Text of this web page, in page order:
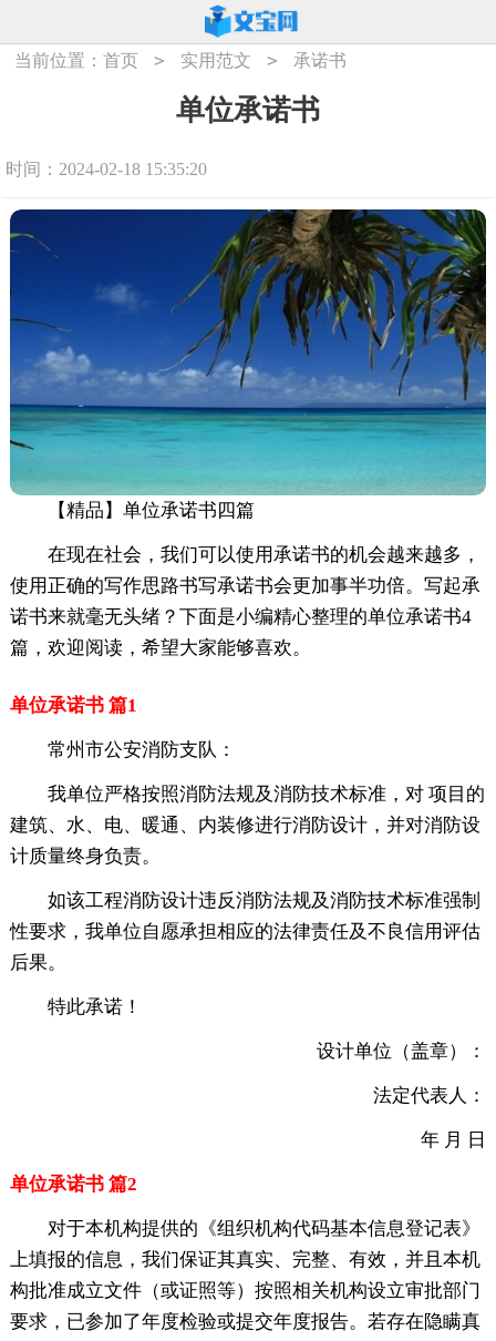
当前位置：首页 > 实用范文 > 承诺书
单位承诺书
时间：2024-02-18 15:35:20
【精品】单位承诺书四篇
在现在社会，我们可以使用承诺书的机会越来越多，
使用正确的写作思路书写承诺书会更加事半功倍。写起承
诺书来就毫无头绪？下面是小编精心整理的单位承诺书4
篇，欢迎阅读，希望大家能够喜欢。
单位承诺书 篇1
常州市公安消防支队：
我单位严格按照消防法规及消防技术标准，对 项目的
建筑、水、电、暖通、内装修进行消防设计，并对消防设
计质量终身负责。
如该工程消防设计违反消防法规及消防技术标准强制
性要求，我单位自愿承担相应的法律责任及不良信用评估
后果。
特此承诺！
设计单位（盖章）：
法定代表人：
年 月 日
单位承诺书 篇2
对于本机构提供的《组织机构代码基本信息登记表》
上填报的信息，我们保证其真实、完整、有效，并且本机
构批准成立文件（或证照等）按照相关机构设立审批部门
要求，已参加了年度检验或提交年度报告。若存在隐瞒真